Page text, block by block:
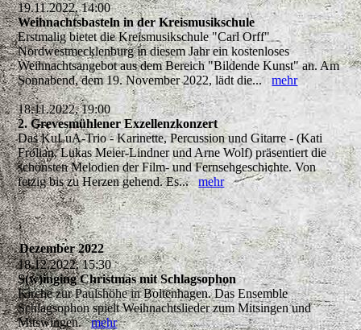
19.11.2022, 14:00
Weihnachtsbasteln in der Kreismusikschule
Erstmalig bietet die Kreismusikschule "Carl Orff"
Nordwestmecklenburg in diesem Jahr ein kostenloses
Weihnachtsangebot aus dem Bereich "Bildende Kunst" an. Am
Sonnabend, dem 19. November 2022, lädt die...mehr
18.11.2022, 19:00
2. Grevesmühlener Exzellenzkonzert
Das KuLuA-Trio - Karinette, Percussion und Gitarre - (Kati
Frölian, Lukas Meier-Lindner und Arne Wolf) präsentiert die
schönsten Melodien der Film- und Fernsehgeschichte. Von
fetzig bis zu Herzen gehend. Es...mehr
Dezember 2022
18.12.2022, 15:30
S(w)inging Christmas mit Schlagsophon
Kirche zur Paulshöhe in Boltenhagen. Das Ensemble
Schlagsophon spielt Weihnachtslieder zum Mitsingen und
Mitswingen.mehr